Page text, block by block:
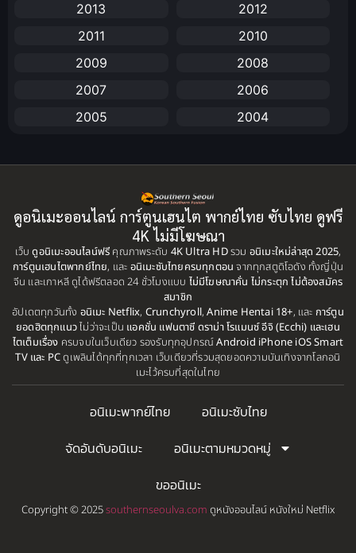
Animation แอนิเมชั่น
(25)
BBC (1)
Big tits (นมใหญ่)(19)
Biography(1)
Bitch (ผู้หญิงร่าน) (1)
Blackmail (ข่มขู่)(1)
Censored (เซ็นเซอร์)(19)
2013
2012
2011
2010
2009
2008
2007
2006
2005
2004
1997
1996
1995
1993
1992
1991
1990
1989
1988
1987
1985
1984
1983
1982
1981
1980
1979
ดูอนิเมะออนไลน์ การ์ตูนเฮนไต พากย์ไทย ซับไทย ดูฟรี
4K ไม่มีโฆษณา
เว็บดูอนิเมะออนไลน์ฟรี คุณภาพระดับ 4K Ultra HDรวม อนิเมะใหม่ล่าสุด 2025,
การ์ตูนเฮนไตพากย์ไทย, และ อนิเมะซับไทยครบทุกตอน จากทุกสตูดิโอดัง ทั้งญี่ปุ่น
จีน และเกาหลี ดูได้ฟรีตลอด 24 ชั่วโมงแบบ ไม่มีโฆษณาคั่น ไม่กระตุก ไม่ต้องสมัคร
สมาชิก
อัปเดตทุกวันทั้ง อนิเมะ Netflix, Crunchyroll,Anime Hentai 18+, และ การ์ตูน
ยอดฮิตทุกแนวไม่ว่าจะเป็น แอคชั่น แฟนตาซี ดราม่า โรแมนซ์ อีจิ (Ecchi) และเฮน
ไตเต็มเรื่อง ครบจบในเว็บเดียว รองรับทุกอุปกรณ์Android iPhone iOS Smart
TV และ PCดูเพลินได้ทุกที่ทุกเวลา เว็บเดียวที่รวมสุดยอดความบันเทิงจากโลกอนิ
เมะไว้ครบที่สุดในไทย
อนิเมะพากย์ไทย
อนิเมะซับไทย
จัดอันดับอนิเมะ
อนิเมะตามหมวดหมู่
ขออนิเมะ
Copyright © 2025southernseoulva.com ดูหนังออนไลน์ หนังใหม่ Netflix